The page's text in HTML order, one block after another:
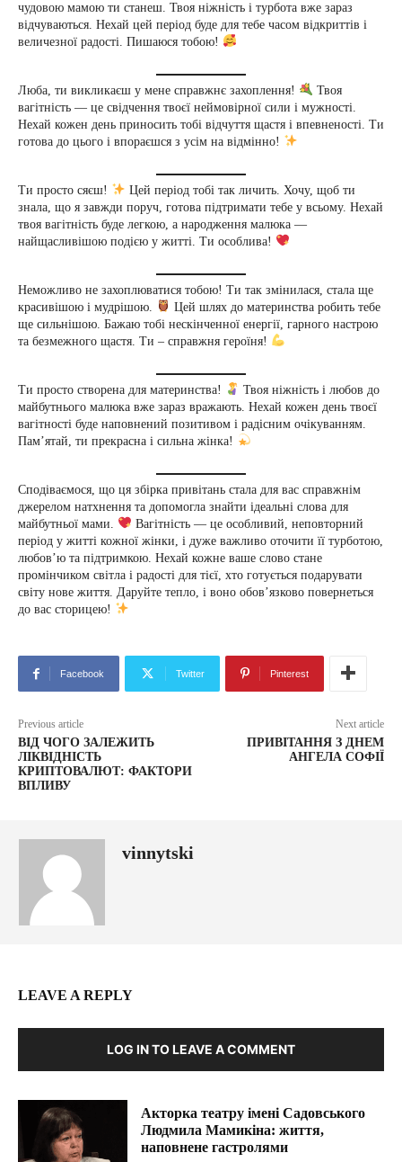
чудовою мамою ти станеш. Твоя ніжність і турбота вже зараз
відчуваються. Нехай цей період буде для тебе часом відкриттів і
величезної радості. Пишаюся тобою!
Люба, ти викликаєш у мене справжнє захоплення!
Твоя
вагітність — це свідчення твоєї неймовірної сили і мужності.
Нехай кожен день приносить тобі відчуття щастя і впевненості. Ти
готова до цього і впораєшся з усім на відмінно!
Ти просто сяєш!
Цей період тобі так личить. Хочу, щоб ти
знала, що я завжди поруч, готова підтримати тебе у всьому. Нехай
твоя вагітність буде легкою, а народження малюка —
найщасливішою подією у житті. Ти особлива!
Неможливо не захоплюватися тобою! Ти так змінилася, стала ще
красивішою і мудрішою.
Цей шлях до материнства робить тебе
ще сильнішою. Бажаю тобі нескінченної енергії, гарного настрою
та безмежного щастя. Ти – справжня героїня!
Ти просто створена для материнства!
Твоя ніжність і любов до
майбутнього малюка вже зараз вражають. Нехай кожен день твоєї
вагітності буде наповнений позитивом і радісним очікуванням.
Пам’ятай, ти прекрасна і сильна жінка!
Сподіваємося, що ця збірка привітань стала для вас справжнім
джерелом натхнення та допомогла знайти ідеальні слова для
майбутньої мами.
Вагітність — це особливий, неповторний
період у житті кожної жінки, і дуже важливо оточити її турботою,
любов’ю та підтримкою. Нехай кожне ваше слово стане
промінчиком світла і радості для тієї, хто готується подарувати
світу нове життя. Даруйте тепло, і воно обов’язково повернеться
до вас сторицею!
Facebook Twitter Pinterest
Previous article
ВІД ЧОГО ЗАЛЕЖИТЬ
ЛІКВІДНІСТЬ
КРИПТОВАЛЮТ: ФАКТОРИ
ВПЛИВУ
Next article
ПРИВІТАННЯ З ДНЕМ
АНГЕЛА СОФІЇ
vinnytski
LEAVE A REPLY
LOG IN TO LEAVE A COMMENT
Акторка театру імені Садовського
Людмила Мамикіна: життя,
наповнене гастролями